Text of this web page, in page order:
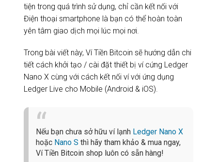
tiện trong quá trình sử dụng, chỉ cần kết nối với
Điện thoại smartphone là bạn có thể hoàn toàn
yên tâm giao dịch mọi lúc mọi nơi.
Trong bài viết này, Ví Tiền Bitcoin sẽ hướng dẫn chi
tiết cách khởi tạo / cài đặt thiết bị ví cứng Ledger
Nano X cùng với cách kết nối ví với ứng dụng
Ledger Live cho Mobile (Android & iOS).
Nếu bạn chưa sở hữu ví lạnh Ledger Nano X
hoặc Nano S thì hãy tham khảo & mua ngay,
Ví Tiền Bitcoin shop luôn có sẵn hàng!